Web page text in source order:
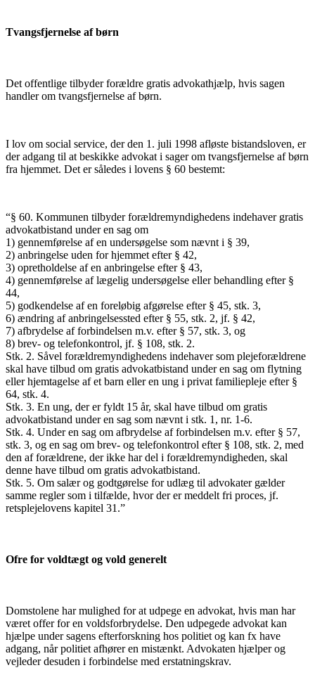
Tvangsfjernelse af børn
Det offentlige tilbyder forældre gratis advokathjælp, hvis sagen
handler om tvangsfjernelse af børn.
I lov om social service, der den 1. juli 1998 afløste bistandsloven, er
der adgang til at beskikke advokat i sager om tvangsfjernelse af børn
fra hjemmet. Det er således i lovens § 60 bestemt:
“§ 60. Kommunen tilbyder forældremyndighedens indehaver gratis
advokatbistand under en sag om
1) gennemførelse af en undersøgelse som nævnt i § 39,
2) anbringelse uden for hjemmet efter § 42,
3) opretholdelse af en anbringelse efter § 43,
4) gennemførelse af lægelig undersøgelse eller behandling efter §
44,
5) godkendelse af en foreløbig afgørelse efter § 45, stk. 3,
6) ændring af anbringelsessted efter § 55, stk. 2, jf. § 42,
7) afbrydelse af forbindelsen m.v. efter § 57, stk. 3, og
8) brev- og telefonkontrol, jf. § 108, stk. 2.
Stk. 2. Såvel forældremyndighedens indehaver som plejeforældrene
skal have tilbud om gratis advokatbistand under en sag om flytning
eller hjemtagelse af et barn eller en ung i privat familiepleje efter §
64, stk. 4.
Stk. 3. En ung, der er fyldt 15 år, skal have tilbud om gratis
advokatbistand under en sag som nævnt i stk. 1, nr. 1-6.
Stk. 4. Under en sag om afbrydelse af forbindelsen m.v. efter § 57,
stk. 3, og en sag om brev- og telefonkontrol efter § 108, stk. 2, med
den af forældrene, der ikke har del i forældremyndigheden, skal
denne have tilbud om gratis advokatbistand.
Stk. 5. Om salær og godtgørelse for udlæg til advokater gælder
samme regler som i tilfælde, hvor der er meddelt fri proces, jf.
retsplejelovens kapitel 31.”
Ofre for voldtægt og vold generelt
Domstolene har mulighed for at udpege en advokat, hvis man har
været offer for en voldsforbrydelse. Den udpegede advokat kan
hjælpe under sagens efterforskning hos politiet og kan fx have
adgang, når politiet afhører en mistænkt. Advokaten hjælper og
vejleder desuden i forbindelse med erstatningskrav.